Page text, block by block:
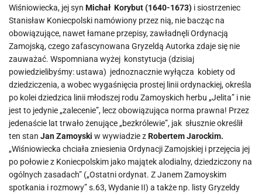
Wiśniowiecka, jej syn Michał Korybut (1640-1673) i siostrzeniec
Stanisław Koniecpolski namówiony przez nią, nie bacząc na
obowiązujące, nawet łamane przepisy, zawładnęli Ordynacją
Zamojską, czego zafascynowana Gryzeldą Autorka zdaje się nie
zauważać. Wspomniana wyżej konstytucja (dzisiaj
powiedzielibyśmy: ustawa) jednoznacznie wyłącza kobiety od
dziedziczenia, a wobec wygaśnięcia prostej linii ordynackiej, określa
po kolei dziedzica linii młodszej rodu Zamoyskich herbu „Jelita” i nie
jest to jedynie „zalecenie”, lecz obowiązująca norma prawna! Przez
jedenaście lat trwało żenujące „bezkrólewie”, jak słusznie określił
ten stan Jan Zamoyski w wywiadzie zRobertem Jarockim.
„Wiśniowiecka chciała zniesienia Ordynacji Zamojskiej i przejęcia jej
po połowie z Koniecpolskim jako majątek alodialny, dziedziczony na
ogólnych zasadach” („Ostatni ordynat. Z Janem Zamoyskim
spotkania i rozmowy” s.63, Wydanie II) a także np. listy Gryzeldy